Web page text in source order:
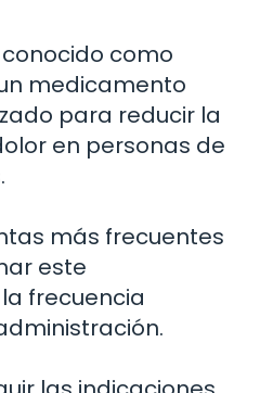
como
medicamento
para reducir la
en personas de
más frecuentes
este
frecuencia